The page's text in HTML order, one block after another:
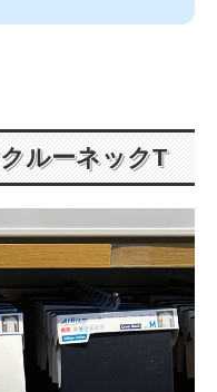
ルーネックT